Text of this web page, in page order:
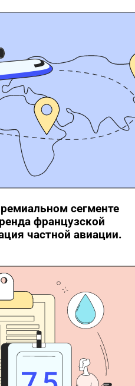
сегменте
французской
частной авиации.